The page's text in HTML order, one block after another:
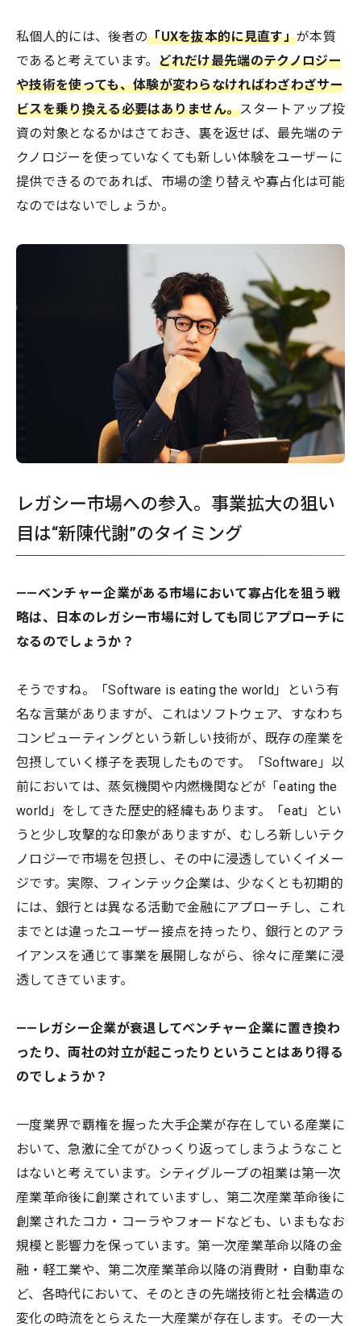
私個人的には、後者の「UXを抜本的に見直す」が本質
であると考えています。 どれだけ最先端のテクノロジー
や技術を使っても、体験が変わらなければわざわざサー
ビスを乗り換える必要はありません。スタートアップ投
資の対象となるかはさておき、裏を返せば、最先端のテ
クノロジーを使っていなくても新しい体験をユーザーに
提供できるのであれば、市場の塗り替えや寡占化は可能
なのではないでしょうか。
レガシー市場への参入。事業拡大の狙い
目は“新陳代謝”のタイミング
——ベンチャー企業がある市場において寡占化を狙う戦
略は、日本のレガシー市場に対しても同じアプローチに
なるのでしょうか？
そうですね。「Software is eating the world」という有
名な言葉がありますが、これはソフトウェア、すなわち
コンピューティングという新しい技術が、既存の産業を
包摂していく様子を表現したものです。「Software」以
前においては、蒸気機関や内燃機関などが「eating the
world」をしてきた歴史的経緯もあります。「eat」とい
うと少し攻撃的な印象がありますが、むしろ新しいテク
ノロジーで市場を包摂し、その中に浸透していくイメー
ジです。実際、フィンテック企業は、少なくとも初期的
には、銀行とは異なる活動で金融にアプローチし、これ
までとは違ったユーザー接点を持ったり、銀行とのアラ
イアンスを通じて事業を展開しながら、徐々に産業に浸
透してきています。
——レガシー企業が衰退してベンチャー企業に置き換わ
ったり、両社の対立が起こったりということはあり得る
のでしょうか？
一度業界で覇権を握った大手企業が存在している産業に
おいて、急激に全てがひっくり返ってしまうようなこと
はないと考えています。シティグループの祖業は第一次
産業革命後に創業されていますし、第二次産業革命後に
創業されたコカ・コーラやフォードなども、いまもなお
規模と影響力を保っています。第一次産業革命以降の金
融・軽工業や、第二次産業革命以降の消費財・自動車な
ど、各時代において、そのときの先端技術と社会構造の
変化の時流をとらえた一大産業が存在します。その一大